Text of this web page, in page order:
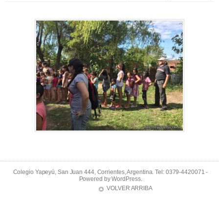
Colegio Yapeyú, San Juan 444, Corrientes, Argentina. Tel: 0379-4420071 -
Powered byWordPress.
VOLVER ARRIBA